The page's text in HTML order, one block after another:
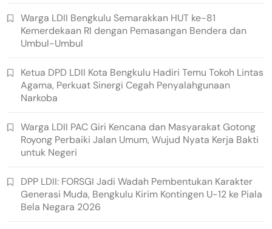
Warga LDII Bengkulu Semarakkan HUT ke-81
Kemerdekaan RI dengan Pemasangan Bendera dan
Umbul-Umbul
Ketua DPD LDII Kota Bengkulu Hadiri Temu Tokoh Lintas
Agama, Perkuat Sinergi Cegah Penyalahgunaan
Narkoba
Warga LDII PAC Giri Kencana dan Masyarakat Gotong
Royong Perbaiki Jalan Umum, Wujud Nyata Kerja Bakti
untuk Negeri
DPP LDII: FORSGI Jadi Wadah Pembentukan Karakter
Generasi Muda, Bengkulu Kirim Kontingen U-12 ke Piala
Bela Negara 2026